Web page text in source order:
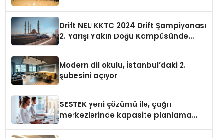
Drift NEU KKTC 2024 Drift Şampiyonası
2. Yarışı Yakın Doğu Kampüsünde
Modern dil okulu, İstanbul’daki 2.
şubesini açıyor
SESTEK yeni çözümü ile, çağrı
merkezlerinde kapasite planlama